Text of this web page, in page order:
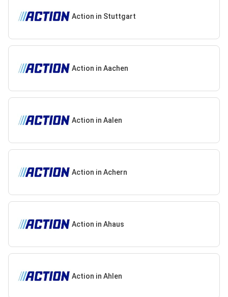
Action in Stuttgart
Action in Aachen
Action in Aalen
Action in Achern
Action in Ahaus
Action in Ahlen